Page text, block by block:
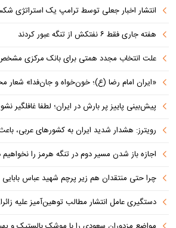
انتشار اخبار جعلی توسط ترامپ یک استراتژی
هفته جاری فقط ۶ نفتکش از تنگه عبور کردند
علت انتخاب مجدد همتی برای بانک مرکزی مشخص شد: پزشکیان هنوز هم
«ایران امام رضا (ع)؛ خون‌خواه و جان‌فدا» شعار
پیش‌بینی پاییز پر بارش در ایران؛ لطفا غافلگیر
رویترز: هشدار شدید ایران به کشورهای عربی،
اجازه باز شدن مسیر دوم در تنگه هرمز را نخواهیم
چرا حتی منتقدان هم زیر پرچم شهید عباس بابایی
دستگیری عامل انتشار مطالب توهین‌آمیز علیه